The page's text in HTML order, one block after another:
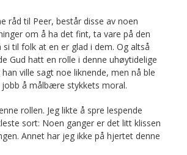
råd til Peer, består disse av noen
om å ha det fint, ta vare på den
til folk at en er glad i dem. Og altså
Gud hatt en rolle i denne uhøytidelige
ville sagt noe liknende, men nå ble
å målbære stykkets moral.
rollen. Jeg likte å spre lespende
sort: Noen ganger er det litt klissen
Annet har jeg ikke på hjertet denne